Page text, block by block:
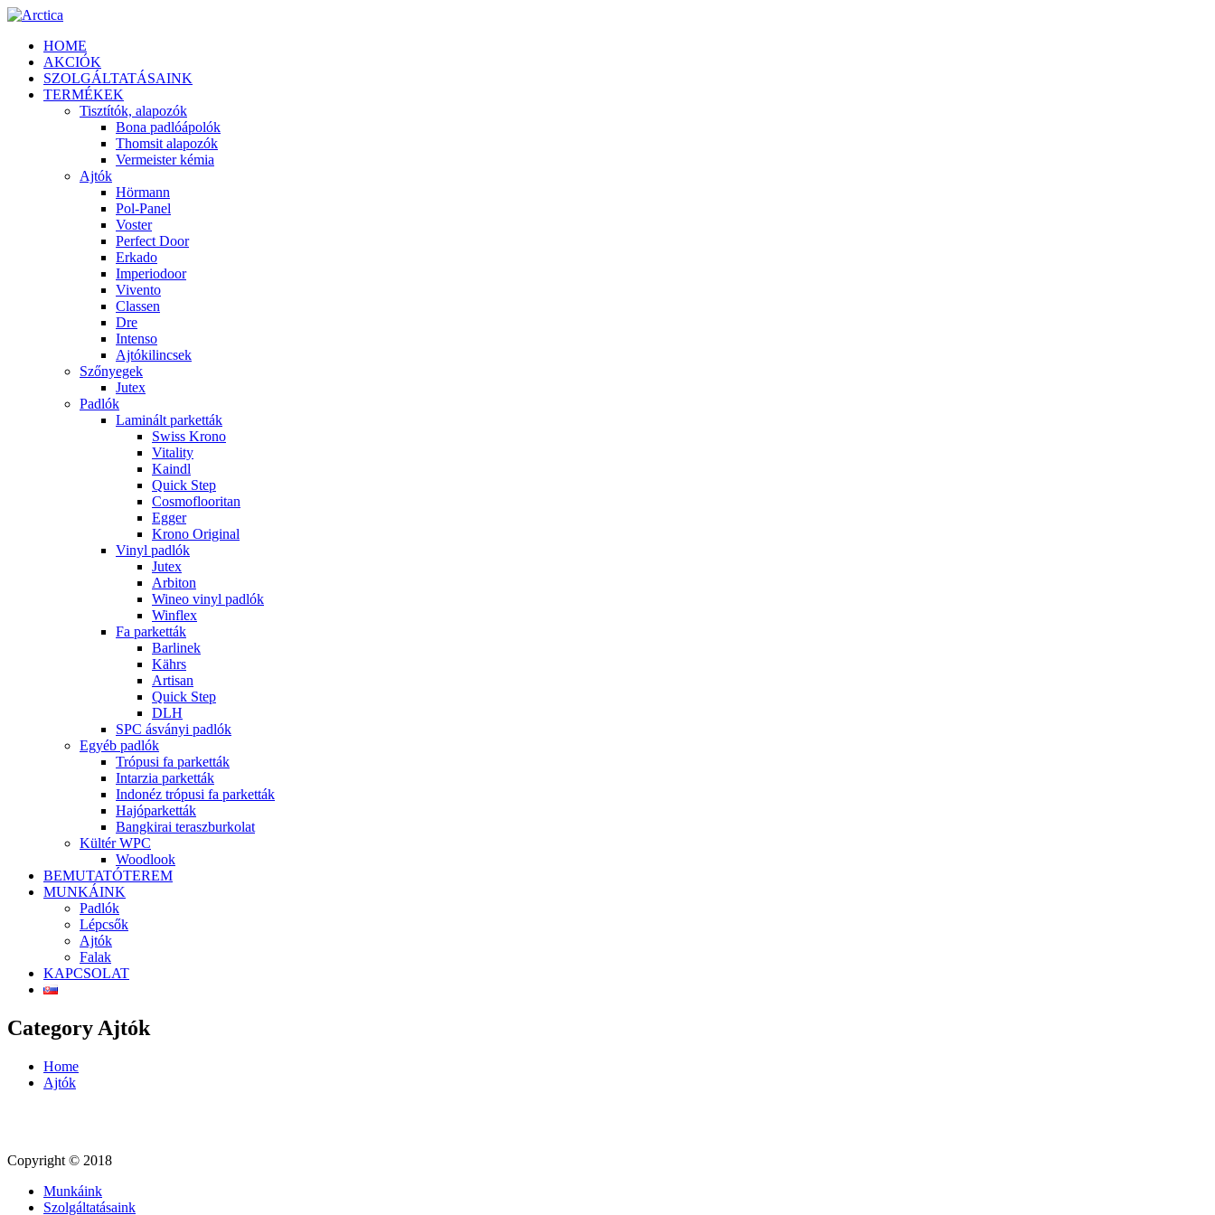
HOME
AKCIÓK
SZOLGÁLTATÁSAINK
TERMÉKEK
Tisztítók, alapozók
Bona padlóápolók
Thomsit alapozók
Vermeister kémia
Ajtók
Hörmann
Pol-Panel
Voster
Perfect Door
Erkado
Imperiodoor
Vivento
Classen
Dre
Intenso
Ajtókilincsek
Szőnyegek
Jutex
Padlók
Laminált parketták
Swiss Krono
Vitality
Kaindl
Quick Step
Cosmoflooritan
Egger
Krono Original
Vinyl padlók
Jutex
Arbiton
Wineo vinyl padlók
Winflex
Fa parketták
Barlinek
Kährs
Artisan
Quick Step
DLH
SPC ásványi padlók
Egyéb padlók
Trópusi fa parketták
Intarzia parketták
Indonéz trópusi fa parketták
Hajóparketták
Bangkirai teraszburkolat
Kültér WPC
Woodlook
BEMUTATÓTEREM
MUNKÁINK
Padlók
Lépcsők
Ajtók
Falak
KAPCSOLAT
Category Ajtók
Home
Ajtók
Copyright © 2018
Munkáink
Szolgáltatásaink